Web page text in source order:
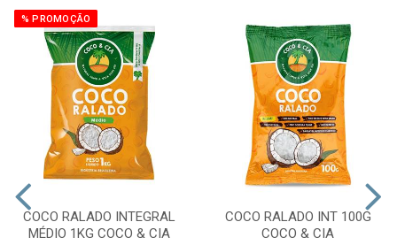
% PROMOÇÃO
COCO RALADO INTEGRAL
MÉDIO 1KG COCO & CIA
COCO RALADO INT 100G
COCO & CIA